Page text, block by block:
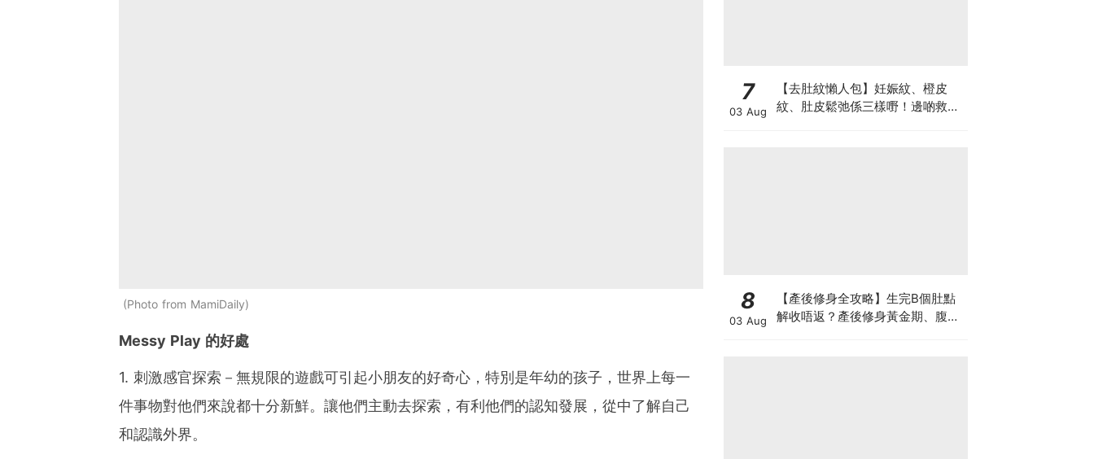
Photo from MamiDaily
Messy Play 的好處
1. 刺激感官探索－無規限的遊戲可引起小朋友的好奇心，特別是年幼的孩子，世界上每一
件事物對他們來說都十分新鮮。讓他們主動去探索，有利他們的認知發展，從中了解自己
和認識外界。
7
03 Aug
【去肚紋懶人包】妊娠紋、橙皮
紋、肚皮鬆弛係三樣嘢！邊啲救得
8
03 Aug
【產後修身全攻略】生完B個肚點
解收唔返？產後修身黃金期、腹直